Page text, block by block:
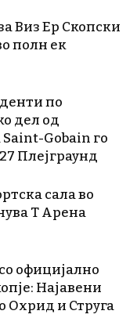
Виз Ер Скопски
полн ек
по
дел од
Saint-Gobain го
Плејграунд
сала во
Т Арена
официјално
Најавени
Охрид и Струга